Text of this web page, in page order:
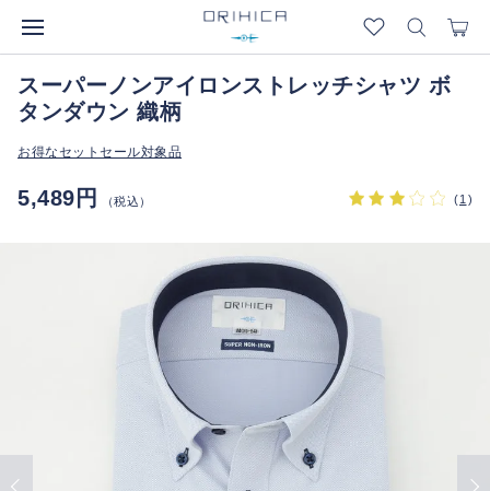
スーパーノンアイロンストレッチシャツ ボ
タンダウン 織柄
お得なセットセール対象品
5,489円 （税込） (1 )